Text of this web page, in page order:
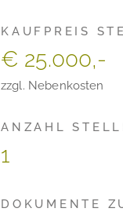
KAUFPREIS
€ 25.000,-
zzgl. Nebenkosten
ANZAHL
1
DOKUMENTE